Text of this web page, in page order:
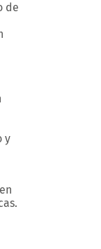
de
y